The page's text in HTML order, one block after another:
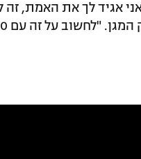
אגיד לך את האמת, זה
עם 30 אלף צופים, זה משהו וואו".